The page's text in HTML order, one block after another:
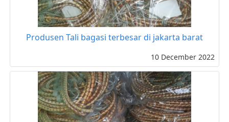
Produsen Tali bagasi terbesar di jakarta barat
10 December 2022